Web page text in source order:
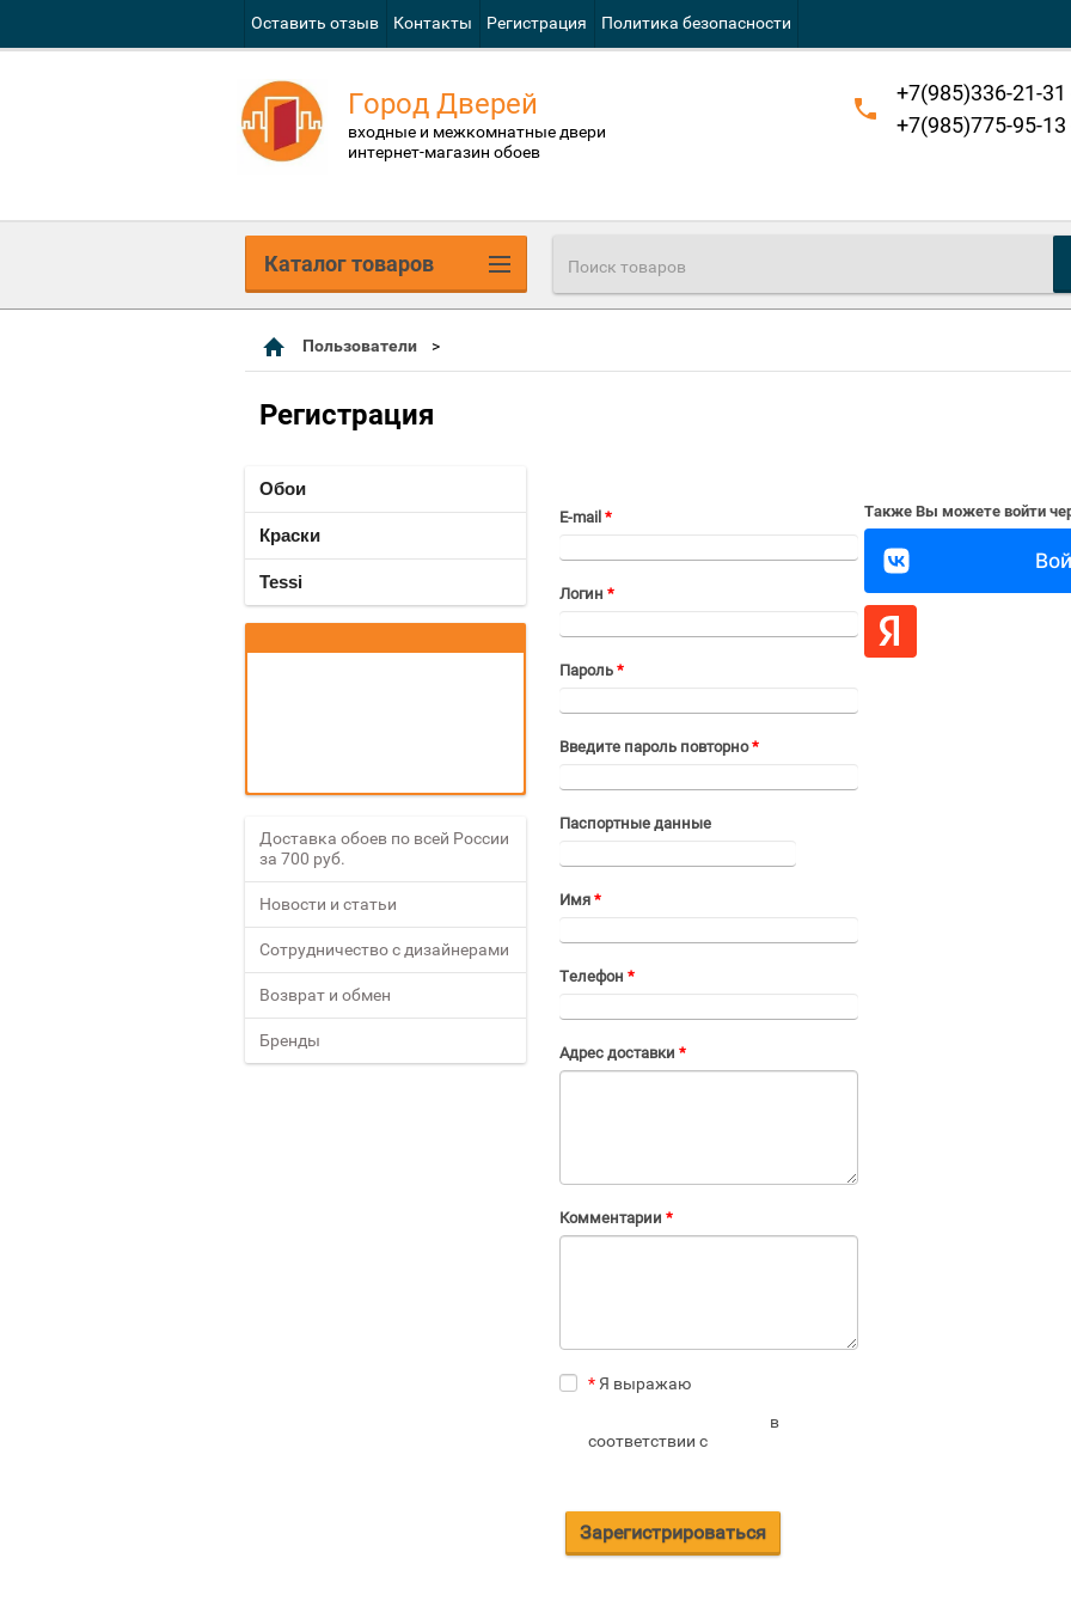
Оставить отзыв Контакты Регистрация Политика безопасности
Город Дверей
входные и межкомнатные двери
интернет-магазин обоев
+7(985)336-21-31
+7(985)775-95-13
Пользователи
Регистрация
E-mail *
Логин *
Пароль *
Введите пароль повторно*
Паспортные данные
Имя *
Телефон *
Адрес доставки *
Комментарии *
*Я выражаю
в
соответствии с
Также Вы можете войти
Каталог товаров
Обои
Краски
Tessi
Доставка обоев по всей России
за 700 руб.
Новости и статьи
Сотрудничество с дизайнерами
Возврат и обмен
Бренды